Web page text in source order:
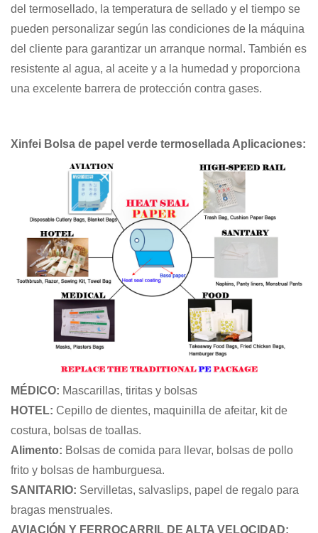
del termosellado, la temperatura de sellado y el tiempo se
pueden personalizar según las condiciones de la máquina
del cliente para garantizar un arranque normal. También es
resistente al agua, al aceite y a la humedad y proporciona
una excelente barrera de protección contra gases.
Xinfei Bolsa de papel verde termoselladaAplicaciones:
MÉDICO: Mascarillas, tiritas y bolsas
HOTEL: Cepillo de dientes, maquinilla de afeitar, kit de
costura, bolsas de toallas.
Alimento: Bolsas de comida para llevar, bolsas de pollo
frito y bolsas de hamburguesa.
SANITARIO: Servilletas, salvaslips, papel de regalo para
bragas menstruales.
AVIACIÓN Y FERROCARRIL DE ALTA VELOCIDAD: